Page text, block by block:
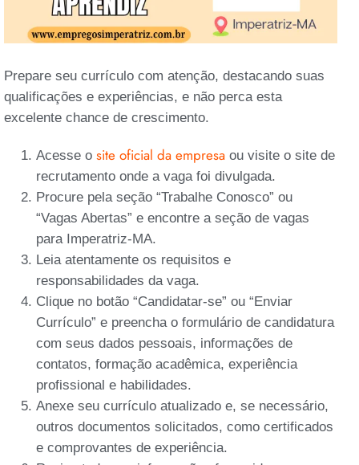
Prepare seu currículo com atenção, destacando suas
qualificações e experiências, e não perca esta
excelente chance de crescimento.
Acesse o site oficial da empresa ou visite o site de
recrutamento onde a vaga foi divulgada.
Procure pela seção “Trabalhe Conosco” ou
“Vagas Abertas” e encontre a seção de vagas
para Imperatriz-MA.
Leia atentamente os requisitos e
responsabilidades da vaga.
Clique no botão “Candidatar-se” ou “Enviar
Currículo” e preencha o formulário de candidatura
com seus dados pessoais, informações de
contatos, formação acadêmica, experiência
profissional e habilidades.
Anexe seu currículo atualizado e, se necessário,
outros documentos solicitados, como certificados
e comprovantes de experiência.